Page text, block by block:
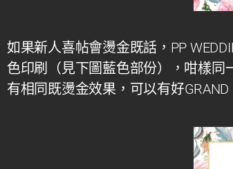
如果新人喜帖會燙金既話， PP
色印刷（見下圖藍色部份），咁樣同
有相同既燙金效果，可以有好GRAND